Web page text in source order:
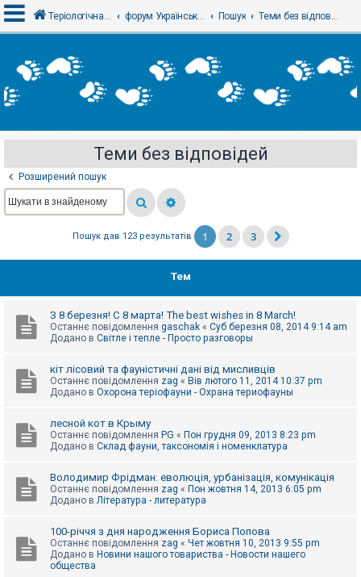
х
і
е
с
т
р
я
е
и
з
е
и
Теріологічна школа форум Українського теріологічного товариства Пошук Теми без відповідей
Теми без відповідей
Розширений пошук
Пошук дав 123 результатів 1 2 3
Тем
З 8 березня! С 8 марта! The best wishes in 8 March!
Останнє повідомлення gaschak « Суб березня 08, 2014 9:14 am
Додано в Світле і тепле - Просто разговоры
кіт лісовий та фауністичні дані від мисливців
Останнє повідомлення zag « Вів лютого 11, 2014 10:37 pm
Додано в Охорона теріофауни - Охрана териофауны
лесной кот в Крыму
Останнє повідомлення PG « Пон грудня 09, 2013 8:23 pm
Додано в Склад фауни, таксономія і номенклатура
Володимир Фрідман: еволюція, урбанізація, комунікація
Останнє повідомлення zag « Пон жовтня 14, 2013 6:05 pm
Додано в Література - литература
100-річчя з дня народження Бориса Попова
Останнє повідомлення zag « Чет жовтня 10, 2013 9:55 pm
Додано в Новини нашого товариства - Новости нашего
общества